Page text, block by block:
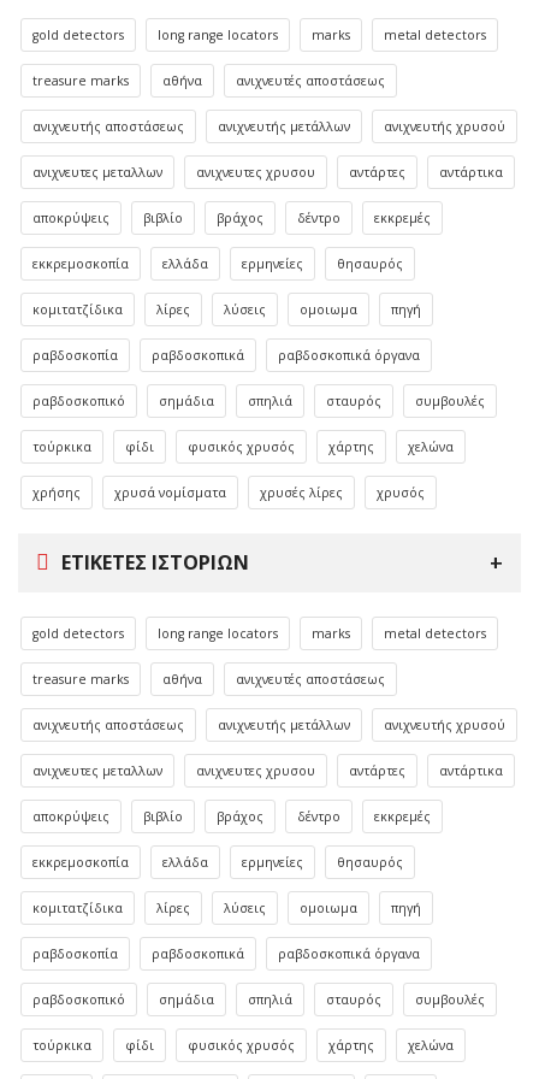
gold detectors long range locators marks metal detectors
treasure marks αθήνα ανιχνευτές αποστάσεως
ανιχνευτής αποστάσεως ανιχνευτής μετάλλων ανιχνευτής χρυσού
ανιχνευτες μεταλλων ανιχνευτες χρυσου αντάρτες αντάρτικα
αποκρύψεις βιβλίο βράχος δέντρο εκκρεμές
εκκρεμοσκοπία ελλάδα ερμηνείες θησαυρός
κομιτατζίδικα λίρες λύσεις ομοιωμα πηγή
ραβδοσκοπία ραβδοσκοπικά ραβδοσκοπικά όργανα
ραβδοσκοπικό σημάδια σπηλιά σταυρός συμβουλές
τούρκικα φίδι φυσικός χρυσός χάρτης χελώνα
χρήσης χρυσά νομίσματα χρυσές λίρες χρυσός
ΕΤΙΚΈΤΕΣ ΙΣΤΟΡΙΏΝ
gold detectors long range locators marks metal detectors
treasure marks αθήνα ανιχνευτές αποστάσεως
ανιχνευτής αποστάσεως ανιχνευτής μετάλλων ανιχνευτής χρυσού
ανιχνευτες μεταλλων ανιχνευτες χρυσου αντάρτες αντάρτικα
αποκρύψεις βιβλίο βράχος δέντρο εκκρεμές
εκκρεμοσκοπία ελλάδα ερμηνείες θησαυρός
κομιτατζίδικα λίρες λύσεις ομοιωμα πηγή
ραβδοσκοπία ραβδοσκοπικά ραβδοσκοπικά όργανα
ραβδοσκοπικό σημάδια σπηλιά σταυρός συμβουλές
τούρκικα φίδι φυσικός χρυσός χάρτης χελώνα